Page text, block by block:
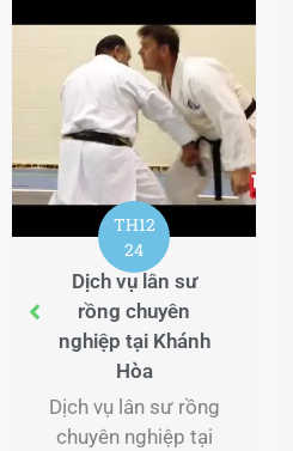
TH12
24
Dịch vụ lân sư
rồng chuyên
nghiệp tại Khánh
Hòa
Dịch vụ lân sư rồng
chuyên nghiệp tại